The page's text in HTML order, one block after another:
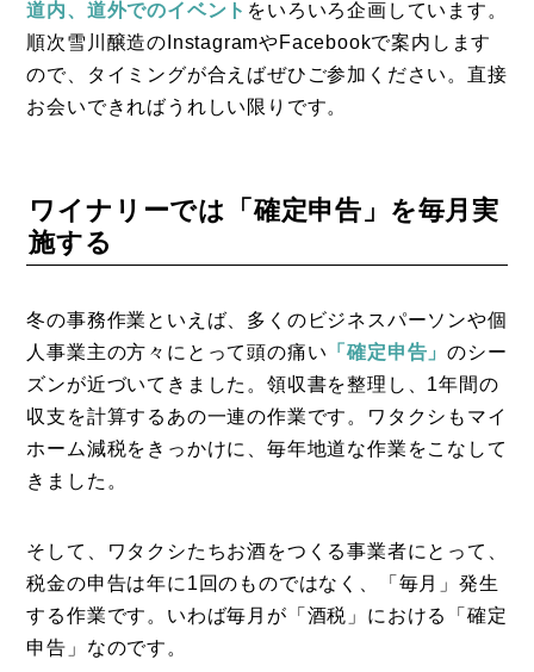
道内、道外でのイベント をいろいろ企画しています。
順次雪川醸造のInstagramやFacebookで案内します
ので、タイミングが合えばぜひご参加ください。直接
お会いできればうれしい限りです。
ワイナリーでは「確定申告」を毎月実
施する
冬の事務作業といえば、多くのビジネスパーソンや個
人事業主の方々にとって頭の痛い 「確定申告」のシー
ズンが近づいてきました。領収書を整理し、1年間の
収支を計算するあの一連の作業です。ワタクシもマイ
ホーム減税をきっかけに、毎年地道な作業をこなして
きました。
そして、ワタクシたちお酒をつくる事業者にとって、
税金の申告は年に1回のものではなく、「毎月」発生
する作業です。いわば毎月が「酒税」における「確定
申告」なのです。